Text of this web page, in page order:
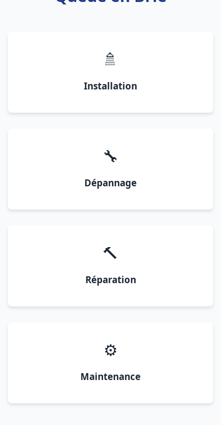
🚿
Installation
🔧
Dépannage
🔨
Réparation
⚙️
Maintenance